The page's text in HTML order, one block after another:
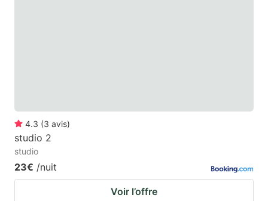
4.3 (3 avis)
studio 2
studio
23€ /nuit
Voir l’offre